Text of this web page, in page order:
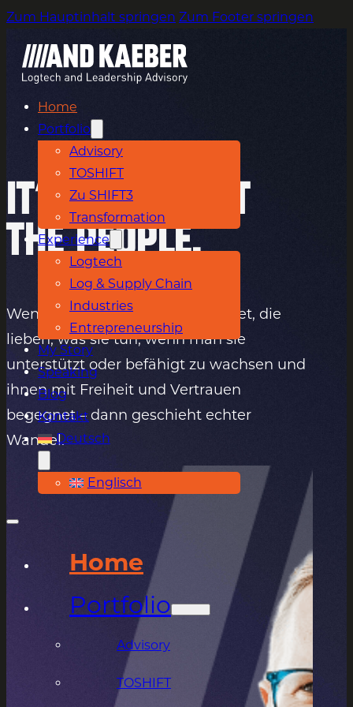
Zum Hauptinhalt springen Zum Footer springen
Home
Portfolio
Advisory
TOSHIFT
Zu SHIFT3
Transformation
Experience
Logtech
Log & Supply Chain
Industries
Entrepreneurship
My Story
Speaking
Blog
Kontakt
Deutsch
Englisch
Home
Portfolio
Advisory
TOSHIFT
It's all about
the people.
Wenn man mit Menschen arbeitet, die
lieben, was sie tun, wenn man sie
unterstützt oder befähigt zu wachsen und
ihnen mit Freiheit und Vertrauen
begegnet – dann geschieht echter
Wandel.